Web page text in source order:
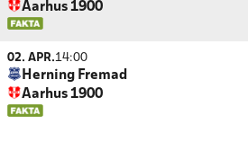
Aarhus 1900
02. APR.14:00
Herning Fremad
Aarhus 1900